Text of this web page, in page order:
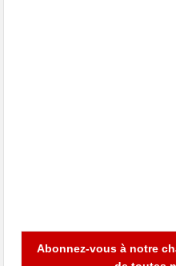
Abonnez-vous à notre